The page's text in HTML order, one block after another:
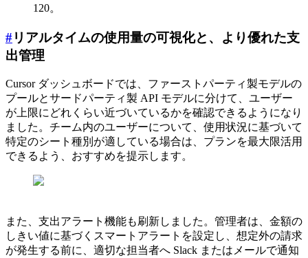
120。
#リアルタイムの使用量の可視化と、より優れた支
出管理
Cursor ダッシュボードでは、ファーストパーティ製モデルの
プールとサードパーティ製 API モデルに分けて、ユーザー
が上限にどれくらい近づいているかを確認できるようになり
ました。チーム内のユーザーについて、使用状況に基づいて
特定のシート種別が適している場合は、プランを最大限活用
できるよう、おすすめを提示します。
また、支出アラート機能も刷新しました。管理者は、金額の
しきい値に基づくスマートアラートを設定し、想定外の請求
が発生する前に、適切な担当者へ Slack またはメールで通知